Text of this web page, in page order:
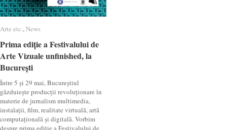
Arte etc.,News
Prima ediție a Festivalului de
Arte Vizuale unfinished, la
București
Între 5 și 29 mai, Bucureștiul
găzduiește producții revoluționare în
materie de jurnalism multimedia,
instalații, film, realitate virtuală, artă
computațională și digitală. Vorbim
despre prima ediție a Festivalului de
Arte etc. News
Prima ediție a Festivalului de
Arte Vizuale unfinished, la
București